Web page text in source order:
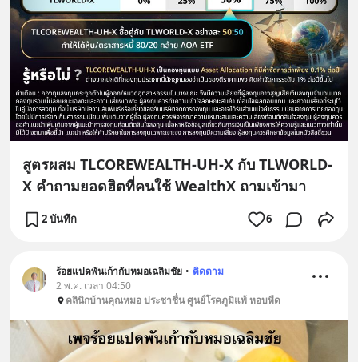
สูตรผสม TLCOREWEALTH-UH-X กับ TLWORLD-
X คำถามยอดฮิตที่คนใช้ WealthX ถามเข้ามา
2 บันทึก 6
ร้อยแปดพันเก้ากับหมอเฉลิมชัย • ติดตาม
2 พ.ค. เวลา 04:50
คลินิกบ้านคุณหมอ ประชาชื่น ศูนย์โรคภูมิแพ้ หอบหืด